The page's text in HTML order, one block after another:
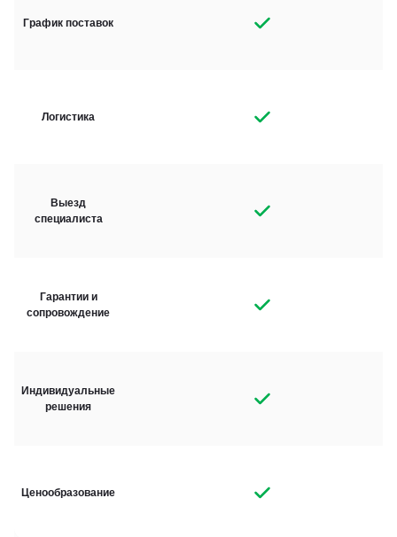
График поставок
Логистика
Выезд
специалиста
Гарантии и
сопровождение
Индивидуальные
решения
Ценообразование